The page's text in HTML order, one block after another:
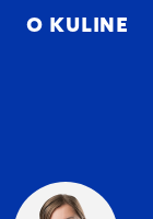
O KULINE